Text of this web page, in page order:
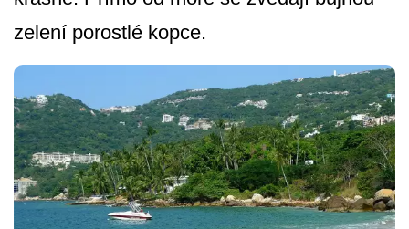
zelení porostlé kopce.